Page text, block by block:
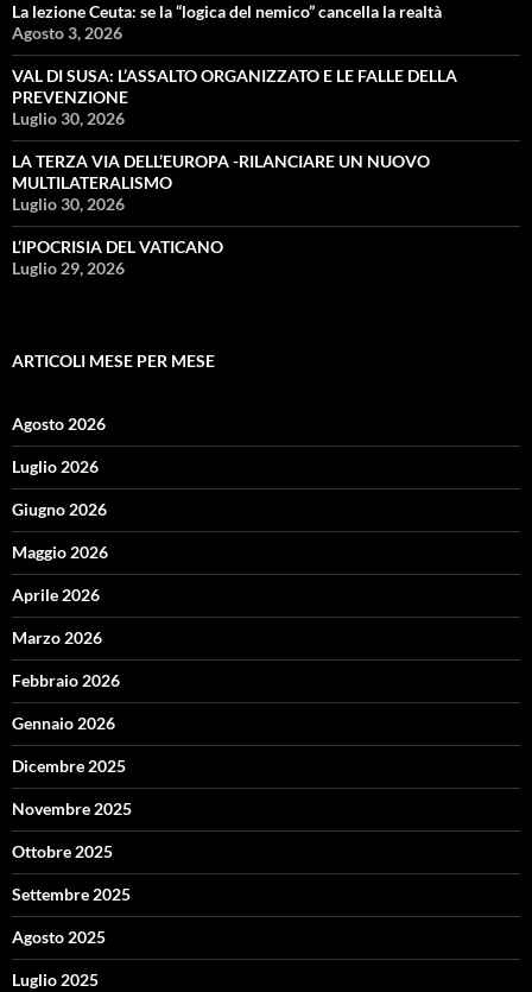
La lezione Ceuta: se la “logica del nemico” cancella la realtà
Agosto 3, 2026
VAL DI SUSA: L’ASSALTO ORGANIZZATO E LE FALLE DELLA
PREVENZIONE
Luglio 30, 2026
LA TERZA VIA DELL’EUROPA -RILANCIARE UN NUOVO
MULTILATERALISMO
Luglio 30, 2026
L’IPOCRISIA DEL VATICANO
Luglio 29, 2026
ARTICOLI MESE PER MESE
Agosto 2026
Luglio 2026
Giugno 2026
Maggio 2026
Aprile 2026
Marzo 2026
Febbraio 2026
Gennaio 2026
Dicembre 2025
Novembre 2025
Ottobre 2025
Settembre 2025
Agosto 2025
Luglio 2025